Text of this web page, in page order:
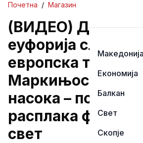
Македонија
Економија
Балкан
Свет
Скопје
Почетна / Магазин
(ВИДЕО) Додека
еуфорија славеше
европска титула,
Маркињос тргна
насока – потег
расплака
свет